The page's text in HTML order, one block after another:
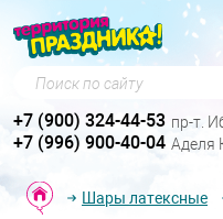
Поиск по сайту
+7 (900) 324-44-53 пр-т.
+7 (996) 900-40-04 Аделя
Шары латексные